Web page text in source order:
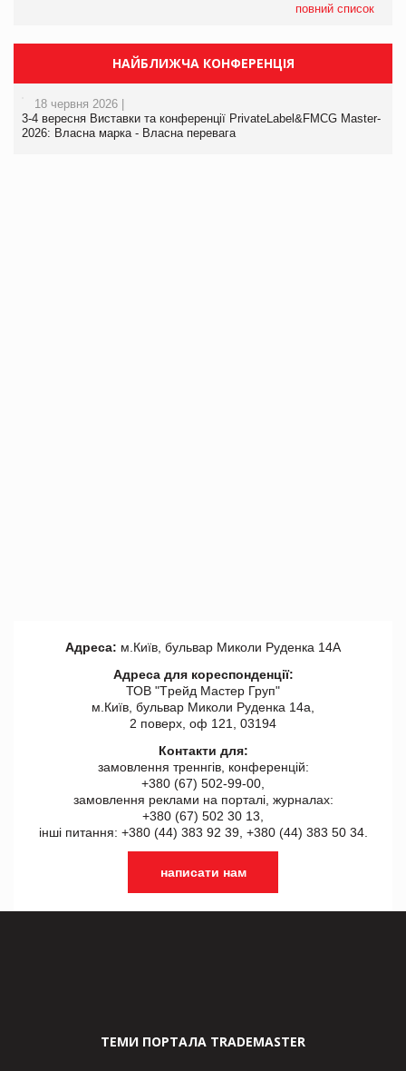
повний список
НАЙБЛИЖЧА КОНФЕРЕНЦІЯ
18 червня 2026 |
3-4 вересня Виставки та конференції PrivateLabel&FMCG Master-
2026: Власна марка - Власна перевага
Адреса: м.Київ, бульвар Миколи Руденка 14А
Адреса для кореспонденції:
ТОВ "Tрейд Мастер Груп"
м.Київ, бульвар Миколи Руденка 14а,
2 поверх, оф 121, 03194
Контакти для:
замовлення треннгів, конференцій:
+380 (67) 502-99-00,
замовлення реклами на порталі, журналах:
+380 (67) 502 30 13,
інші питання: +380 (44) 383 92 39, +380 (44) 383 50 34.
написати нам
ТЕМИ ПОРТАЛА TRADEMASTER